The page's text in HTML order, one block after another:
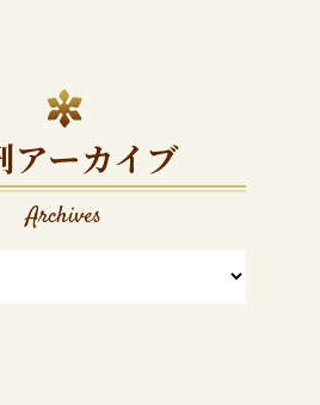
アーカイブ
Archives